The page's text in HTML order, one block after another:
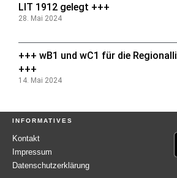
LIT 1912 gelegt +++
28. Mai 2024
+++ wB1 und wC1 für die
+++
14. Mai 2024
INFORMATIVES
Kontakt
Impressum
Datenschutzerklärung